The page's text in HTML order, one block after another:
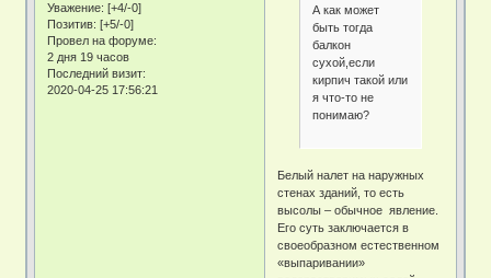
Уважение: [+4/-0]
Позитив: [+5/-0]
Провел на форуме:
2 дня 19 часов
Последний визит:
2020-04-25 17:56:21
А как может
быть тогда
балкон
сухой,если
кирпич такой или
я что-то не
понимаю?
Белый налет на наружных
стенах зданий, то есть
высолы – обычное явление.
Его суть заключается в
своеобразном естественном
«выпаривании»